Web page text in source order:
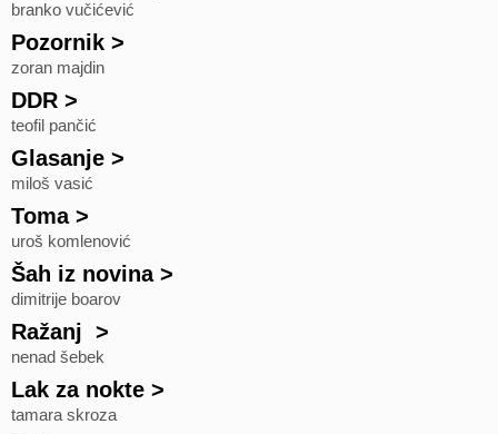
branko vučićević
Pozornik >
zoran majdin
DDR >
teofil pančić
Glasanje >
miloš vasić
Toma>
uroš komlenović
Šah iz novina>
dimitrije boarov
Ražanj >
nenad šebek
Lak za nokte >
tamara skroza